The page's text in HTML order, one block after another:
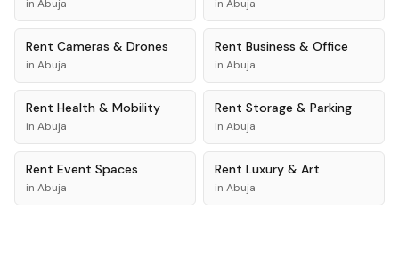
in Abuja in Abuja
Rent Cameras & Drones
in Abuja
Rent Business & Office
in Abuja
Rent Health & Mobility
in Abuja
Rent Storage & Parking
in Abuja
Rent Event Spaces
in Abuja
Rent Luxury & Art
in Abuja